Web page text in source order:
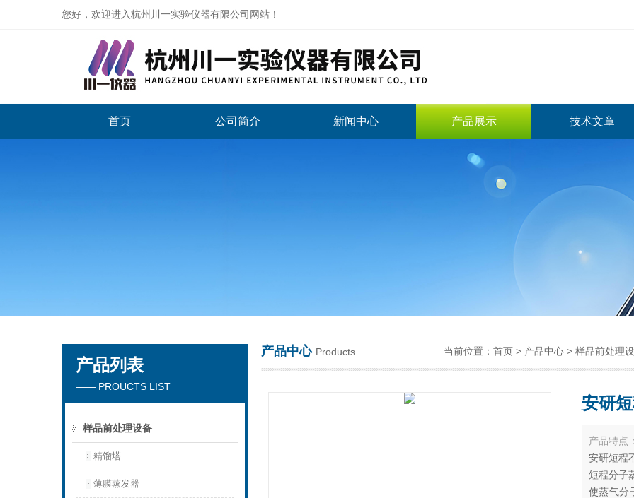
您好，欢迎进入杭州川一实验仪器有限公司网站！
杭州川一实验仪器有限公司
首页 公司简介 新闻中心 产品展示 技术文章
产品列表
—— PROUCTS LIST
样品前处理设备
精馏塔
薄膜蒸发器
产品中心 Products 当前位置： 首页 > 产品中心 > 样品前处理
安研
产品特点
安研短程
短程分子
使蒸气分